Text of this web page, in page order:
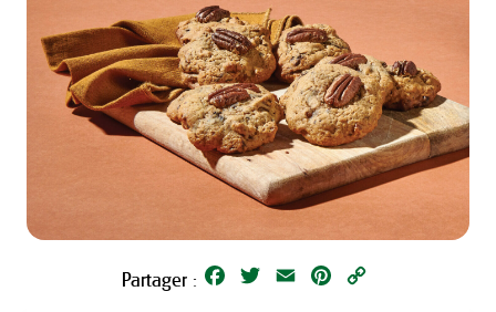
Partager : Facebook
Twitter Email Pinterest